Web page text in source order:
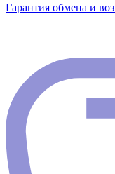
Гарантия обмена и